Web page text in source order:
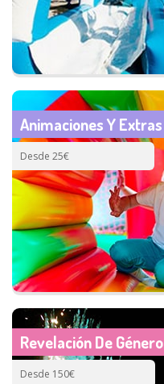
Animaciones Y Extras
Desde 25€
Revelación De Género
Desde 150€